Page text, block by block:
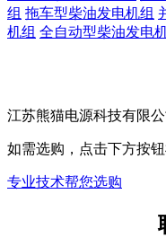
组 拖车型柴油发电机组
机组 全自动型柴油发电
江苏熊猫电源科技有限
如需选购，点击下方按
专业技术帮您选购